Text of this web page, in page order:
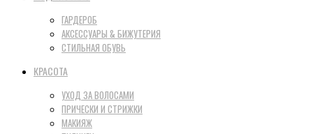
ГАРДЕРОБ
АКСЕССУАРЫ & БИЖУТЕРИЯ
СТИЛЬНАЯ ОБУВЬ
КРАСОТА
УХОД ЗА ВОЛОСАМИ
ПРИЧЕСКИ И СТРИЖКИ
МАКИЯЖ